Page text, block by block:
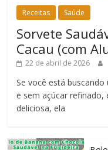
Receitas Saúde
Sorvete
Cacau (com
22 de abril de 2026
Se você está
e sem açúcar refinado,
deliciosa, ela